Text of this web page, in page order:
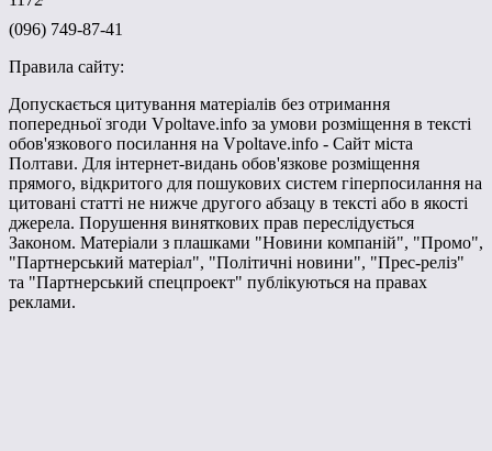
(096) 749-87-41
Правила сайту:
Допускається цитування матеріалів без отримання
попередньої згоди Vpoltave.info за умови розміщення в тексті
обов'язкового посилання на Vpoltave.info - Сайт міста
Полтави. Для інтернет-видань обов'язкове розміщення
прямого, відкритого для пошукових систем гіперпосилання на
цитовані статті не нижче другого абзацу в тексті або в якості
джерела. Порушення виняткових прав переслідується
Законом. Матеріали з плашками "Новини компаній", "Промо",
"Партнерський матеріал", "Політичні новини", "Прес-реліз"
та "Партнерський спецпроект" публікуються на правах
реклами.